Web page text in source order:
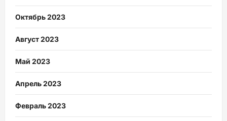
Октябрь 2023
Август 2023
Май 2023
Апрель 2023
Февраль 2023